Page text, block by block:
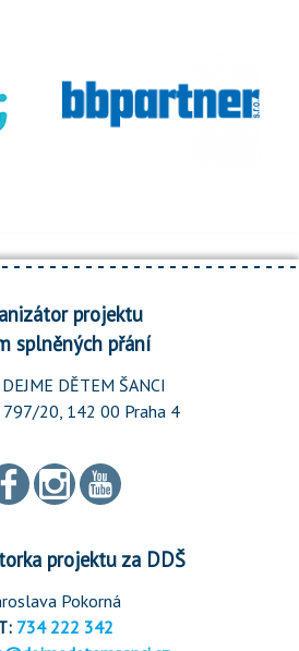
projektu
splněných přání
DĚTEM ŠANCI
797/20, 142 00 Praha 4
projektu za DDŠ
Pokorná
734 222 342